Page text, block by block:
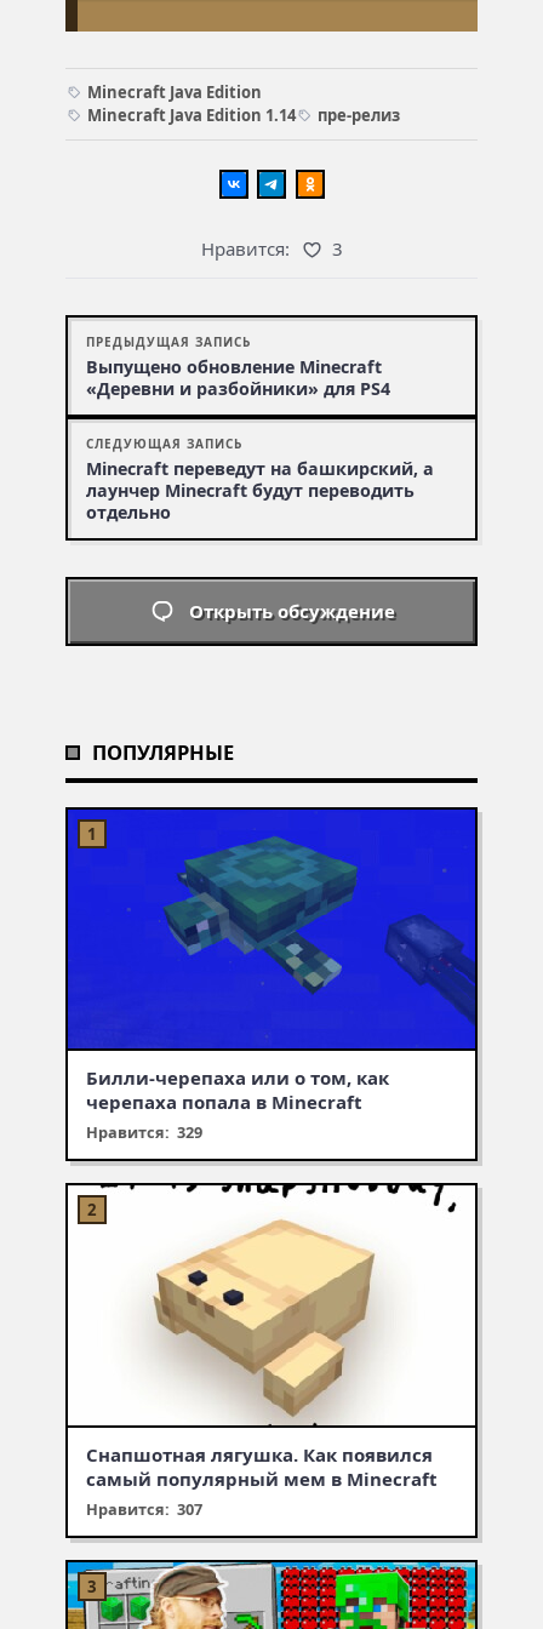
Minecraft Java Edition
Minecraft Java Edition 1.14
пре-релиз
Нравится: 3
ПРЕДЫДУЩАЯ ЗАПИСЬ
Выпущено обновление Minecraft
«Деревни и разбойники» для PS4
СЛЕДУЮЩАЯ ЗАПИСЬ
Minecraft переведут на башкирский, а
лаунчер Minecraft будут переводить
отдельно
Открыть обсуждение
ПОПУЛЯРНЫЕ
Билли-черепаха или о том, как
черепаха попала в Minecraft
Нравится: 329
Снапшотная лягушка. Как появился
самый популярный мем в Minecraft
Нравится: 307